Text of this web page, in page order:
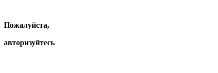
Пожалуйста,
авторизуйтесь